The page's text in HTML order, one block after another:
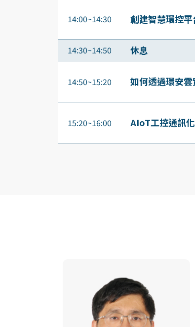
14:00~14:30 創建智慧環控
14:30~14:50
休息
14:50~15:20 如何透過環安
15:20~16:00 AIoT工控通訊